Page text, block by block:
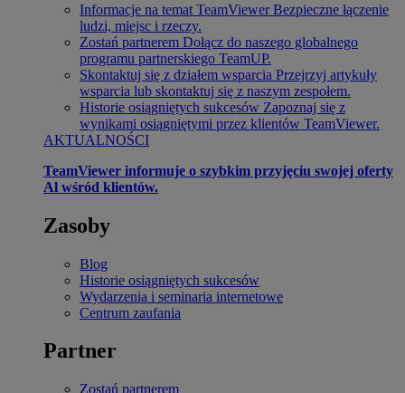
Informacje na temat TeamViewer Bezpieczne łączenie
ludzi, miejsc i rzeczy.
Zostań partnerem Dołącz do naszego globalnego
programu partnerskiego TeamUP.
Skontaktuj się z działem wsparcia Przejrzyj artykuły
wsparcia lub skontaktuj się z naszym zespołem.
Historie osiągniętych sukcesów Zapoznaj się z
wynikami osiągniętymi przez klientów TeamViewer.
AKTUALNOŚCI
TeamViewer informuje o szybkim przyjęciu swojej oferty
Al wśród klientów.
Zasoby
Blog
Historie osiągniętych sukcesów
Wydarzenia i seminaria internetowe
Centrum zaufania
Partner
Zostań partnerem